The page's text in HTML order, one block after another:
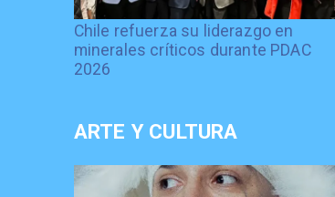
Chile refuerza su liderazgo en
minerales críticos durante PDAC
2026
ARTE Y CULTURA